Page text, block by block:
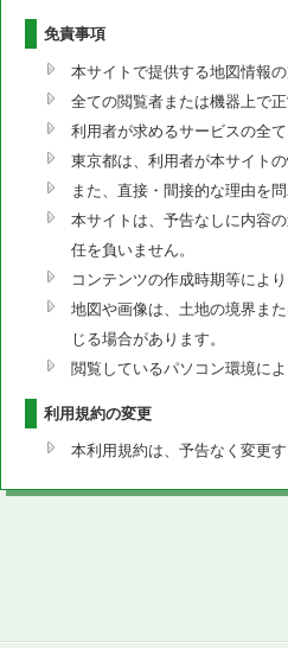
免責事項
本サイトで提供する地図情報
全ての閲覧者または機器上で
利用者が求めるサービスの全
東京都は、利用者が本サイト
また、直接・間接的な理由を
本サイトは、予告なしに内容
任を負いません。
コンテンツの作成時期等によ
地図や画像は、土地の境界ま
じる場合があります。
閲覧しているパソコン環境に
利用規約の変更
本利用規約は、予告なく変更す